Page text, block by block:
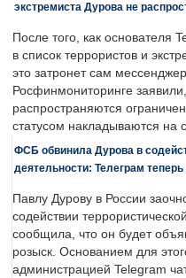
экстремиста Дурова не
После того, как основателя
в список террористов и
это затронет сам
Росфинмониторинге
распространяются
статусом накладываются на
ФСБ обвинила Дурова в
деятельности: Телеграм
Павлу Дурову в России
содействии
сообщила, что он будет
розыск. Основанием для
администрацией Telegram